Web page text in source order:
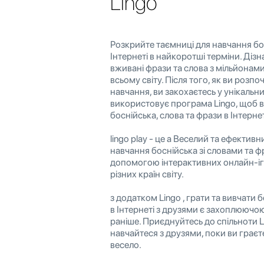
Розкрийте таємниці для навчання
Інтернеті в найкоротші терміни.
вживані фрази та слова з
всьому світу. Після того, як ви
навчання, ви закохаєтесь у
використовує програма Lingo, щоб
боснійська, слова та фрази в
lingo play - це a Веселий та
навчання боснійська зі словами та
допомогою інтерактивних онлайн-
різних країн світу.
з додатком Lingo , грати та вивчати
в Інтернеті з друзями є
раніше. Приєднуйтесь до спільноти
навчайтеся з друзями, поки ви
весело.